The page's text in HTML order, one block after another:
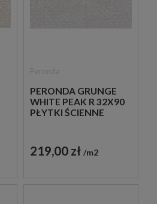
PERONDA GRUNGE
WHITE PEAK R 32X90
PŁYTKI ŚCIENNE
219,00 zł m2